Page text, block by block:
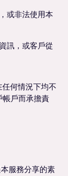
或非法使用本
訊，或客戶從
何情況下均不
帳戶而承擔責
服務分享的素